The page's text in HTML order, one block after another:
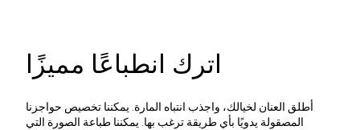
اترك انطباعًا مميزًا
أطلق العنان لخيالك، واجذب انتباه المارة. يمكننا تخصيص حواجزنا
المصقولة يدويًا بأي طريقة ترغب بها. يمكننا طباعة الصورة التي